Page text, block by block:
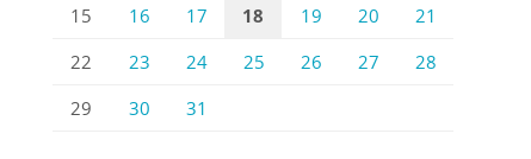
15
16 17 18 19 20
21
22
23 24 25 26 27
28
29
30 31